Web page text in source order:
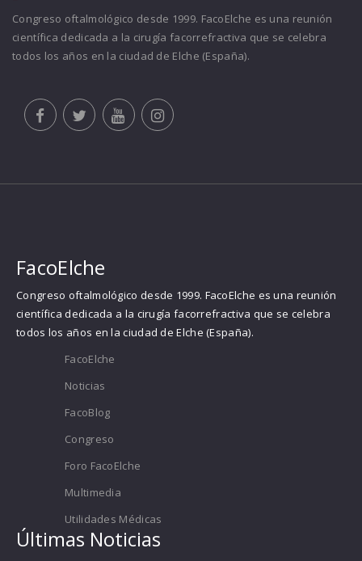
Congreso oftalmológico desde 1999. FacoElche es una reunión
científica dedicada a la cirugía facorrefractiva que se celebra
todos los años en la ciudad de Elche (España).
FacoElche
Congreso oftalmológico desde 1999. FacoElche es una reunión
científica dedicada a la cirugía facorrefractiva que se celebra
todos los años en la ciudad de Elche (España).
FacoElche
Noticias
FacoBlog
Congreso
Foro FacoElche
Multimedia
Utilidades Médicas
Últimas Noticias